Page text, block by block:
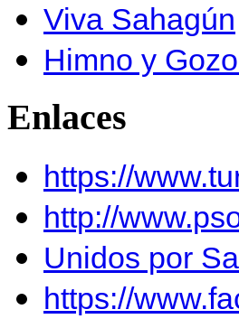
Viva Sahagún
Himno y
Enlaces
https://
http://
Unidos por
https://